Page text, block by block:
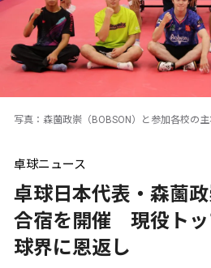
写真：森薗政崇（BOBSON）と参加各校の
卓球ニュース
卓球日本代表・森薗
合宿を開催 現役トッ
球界に恩返し